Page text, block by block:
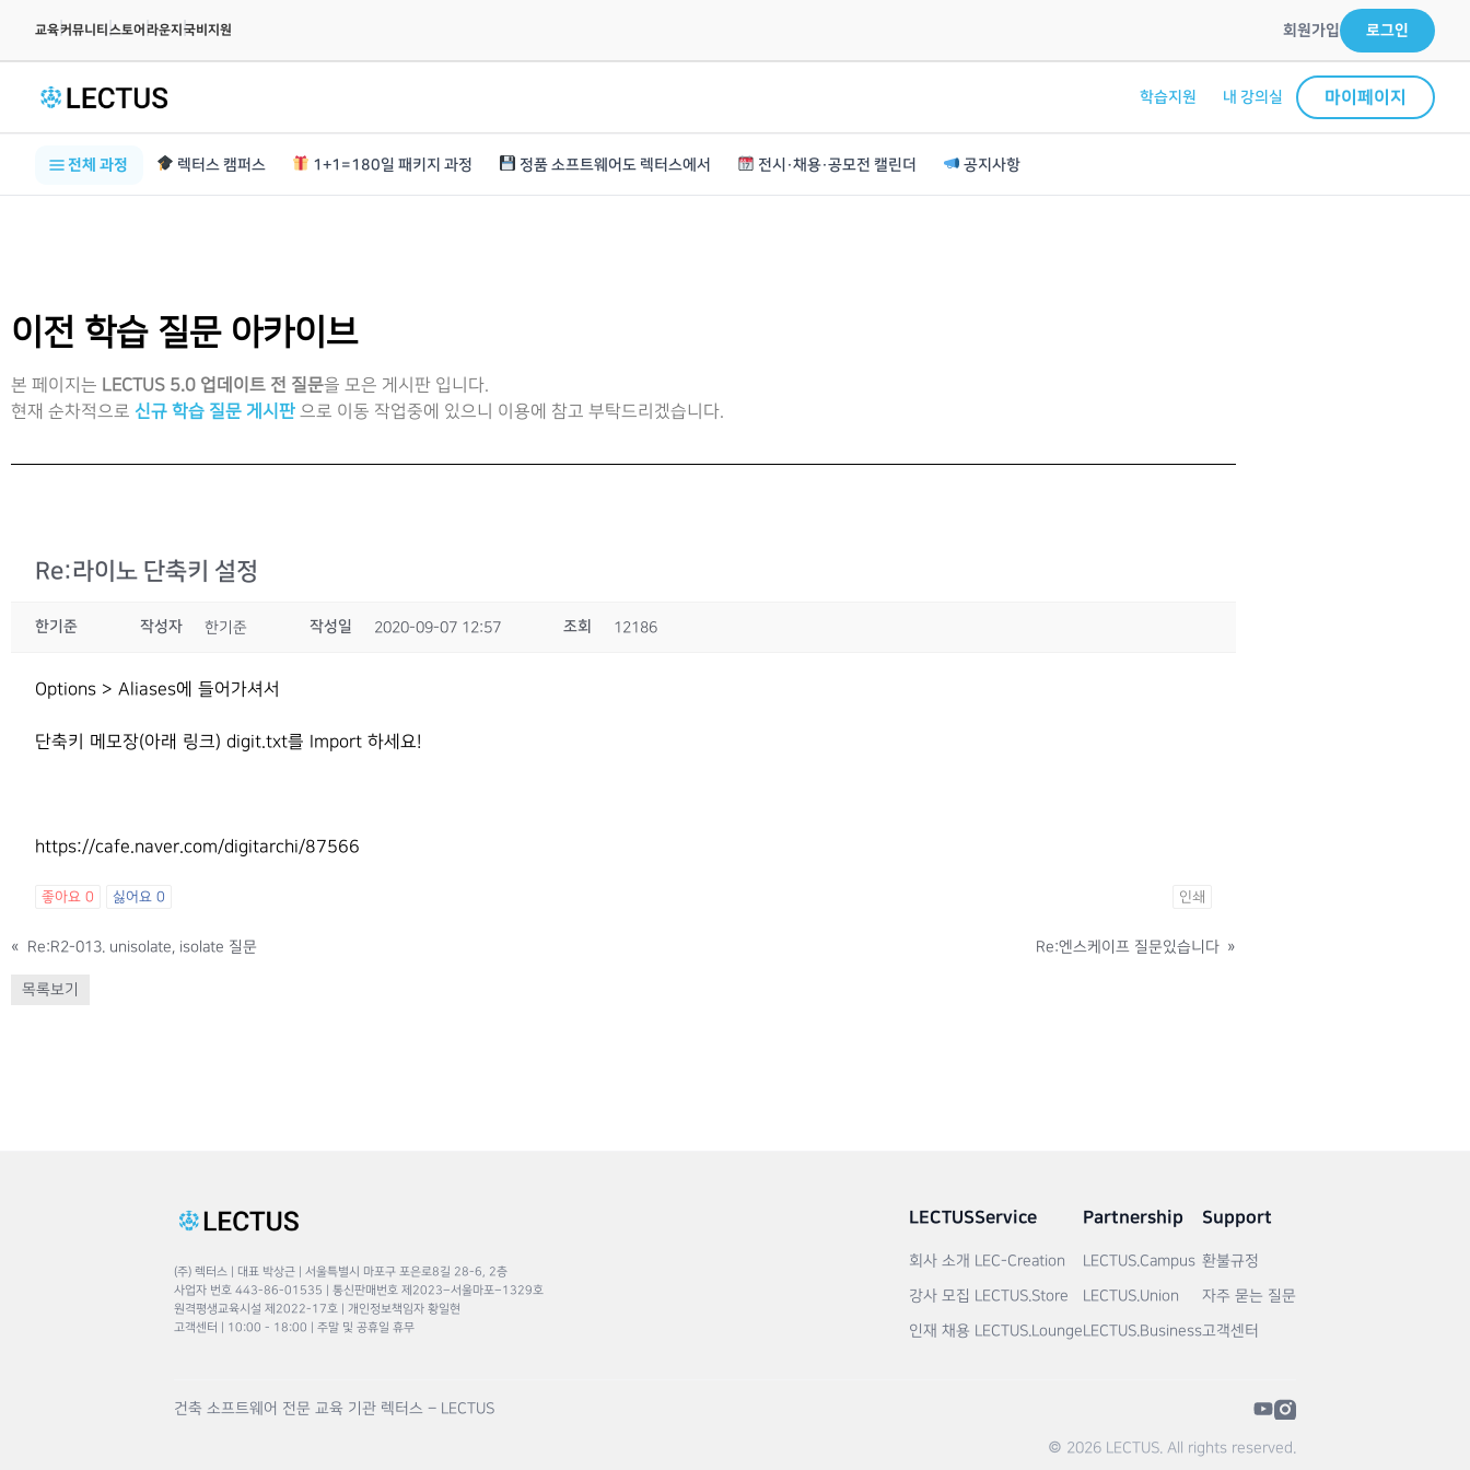
교육|커뮤니티 |스토어 |라운지 |국비지원 회원가입 로그인
학습지원 내 강의실 마이페이지
전체 과정 렉터스 캠퍼스 1+1=180일 패키지 과정 정품 소프트웨어도 렉터스에서 전시·채용·공모전 캘린더 공지사항
이전 학습 질문 아카이브
본 페이지는 LECTUS 5.0 업데이트 전 질문을 모은 게시판 입니다.
현재 순차적으로 신규 학습 질문 게시판 으로 이동 작업중에 있으니 이용에 참고 부탁드리겠습니다.
Re:라이노 단축키 설정
한기준 작성자 한기준 작성일 2020-09-07 12:57 조회 12186
Options > Aliases에 들어가셔서
단축키 메모장(아래 링크) digit.txt를 Import 하세요!
https://cafe.naver.com/digitarchi/87566
좋아요 0 싫어요 0 인쇄
« Re:R2-013. unisolate, isolate 질문 Re:엔스케이프 질문있습니다 »
목록보기
(주) 렉터스 | 대표 박상근 | 서울특별시 마포구 포은로8길 28-6, 2층
사업자 번호 443-86-01535 | 통신판매번호 제2023–서울마포–1329호
원격평생교육시설 제2022-17호 | 개인정보책임자 황일현
고객센터 | 10:00 - 18:00 | 주말 및 공휴일 휴무
LECTUS
회사 소개
강사 모집
인재 채용
Service
LEC-Creation
LECTUS.Store
LECTUS.Lounge
Partnership
LECTUS.Campus
LECTUS.Union
LECTUS.Business
Support
환불규정
자주 묻는 질문
고객센터
건축 소프트웨어 전문 교육 기관 렉터스 – LECTUS
© 2026 LECTUS. All rights reserved.